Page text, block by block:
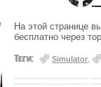
На этой странице
бесплатно через
Теги: Simulator